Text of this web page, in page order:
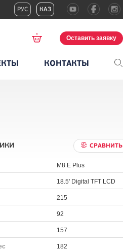
РУС КАЗ
Оставить заявку
КОНТАКТЫ
СРАВНИТЬ
M8 E Plus
18.5' Digital TFT LCD
215
92
157
182